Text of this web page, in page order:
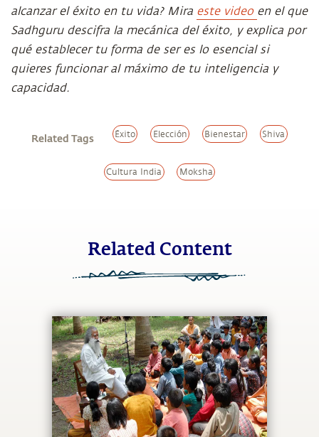
alcanzar el éxito en tu vida? Mira este video en el que
Sadhguru descifra la mecánica del éxito, y explica por
qué establecer tu forma de ser es lo esencial si
quieres funcionar al máximo de tu inteligencia y
capacidad.
Related Tags Éxito Elección Bienestar Shiva
Cultura India Moksha
Related Content